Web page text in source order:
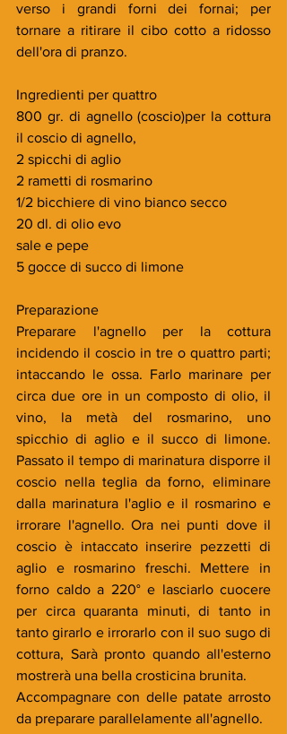
verso i grandi forni dei fornai; per
tornare a ritirare il cibo cotto a ridosso
dell'ora di pranzo.
Ingredienti per quattro
800 gr. di agnello (coscio)per la cottura
il coscio di agnello,
2 spicchi di aglio
2 rametti di rosmarino
1/2 bicchiere di vino bianco secco
20 dl. di olio evo
sale e pepe
5 gocce di succo di limone
Preparazione
Preparare l'agnello per la cottura
incidendo il coscio in tre o quattro parti;
intaccando le ossa. Farlo marinare per
circa due ore in un composto di olio, il
vino, la metà del rosmarino, uno
spicchio di aglio e il succo di limone.
Passato il tempo di marinatura disporre il
coscio nella teglia da forno, eliminare
dalla marinatura l'aglio e il rosmarino e
irrorare l'agnello. Ora nei punti dove il
coscio è intaccato inserire pezzetti di
aglio e rosmarino freschi. Mettere in
forno caldo a 220° e lasciarlo cuocere
per circa quaranta minuti, di tanto in
tanto girarlo e irrorarlo con il suo sugo di
cottura, Sarà pronto quando all'esterno
mostrerà una bella crosticina brunita.
Accompagnare con delle patate arrosto
da preparare parallelamente all'agnello.